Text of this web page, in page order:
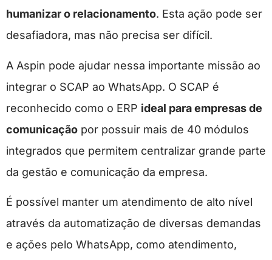
humanizar o relacionamento. Esta ação pode ser
desafiadora, mas não precisa ser difícil.
A Aspin pode ajudar nessa importante missão ao
integrar o SCAP ao WhatsApp. O SCAP é
reconhecido como o ERP ideal para empresas de
comunicação por possuir mais de 40 módulos
integrados que permitem centralizar grande parte
da gestão e comunicação da empresa.
É possível manter um atendimento de alto nível
através da automatização de diversas demandas
e ações pelo WhatsApp, como atendimento,